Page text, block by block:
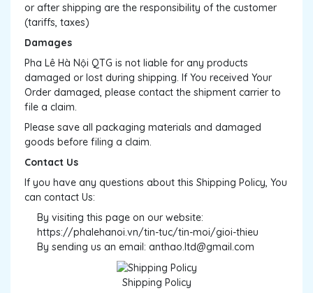
or after shipping are the responsibility of the customer
(tariffs, taxes)
Damages
Pha Lê Hà Nội QTG is not liable for any products
damaged or lost during shipping. If You received Your
Order damaged, please contact the shipment carrier to
file a claim.
Please save all packaging materials and damaged
goods before filing a claim.
Contact Us
If you have any questions about this Shipping Policy, You
can contact Us:
By visiting this page on our website:
https://phalehanoi.vn/tin-tuc/tin-moi/gioi-thieu
By sending us an email: anthao.ltd@gmail.com
Shipping Policy